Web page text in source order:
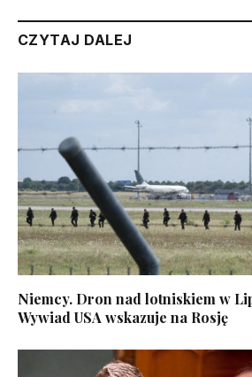
CZYTAJ DALEJ
Niemcy. Dron nad lotniskiem w
Wywiad USA wskazuje na Rosję